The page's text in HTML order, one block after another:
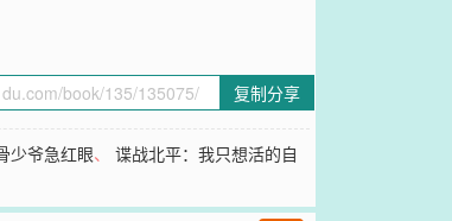
复制分享
少爷急红眼、谍战北平：我只想活的自